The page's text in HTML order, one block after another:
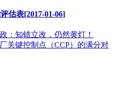
估表[2017-01-06]
：知错立改，仍然黄灯！
关键控制点（CCP）的满分对